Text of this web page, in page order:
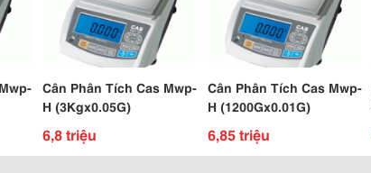
Cân Phân Tích Cas Mwp-
H (3Kgx0.05G)
6,8 triệu
Cân Phân Tích Cas Mwp-
H (1200Gx0.01G)
6,85 triệu